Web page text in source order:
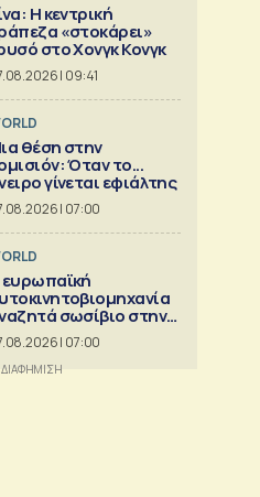
Η κεντρική
«στοκάρει»
στο Χονγκ Κονγκ
| 09:41
θέση στην
Όταν το...
γίνεται εφιάλτης
| 07:00
σωσίβιο στην
| 07:00